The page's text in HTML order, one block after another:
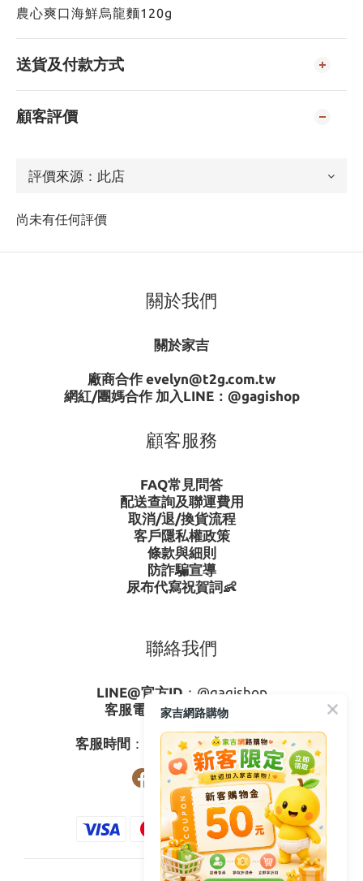
農心爽口海鮮烏龍麵120g
送貨及付款方式
顧客評價
尚未有任何評價
關於我們
關於家吉
廠商合作 evelyn@t2g.com.tw
網紅/團媽合作 加入LINE： @gagishop
顧客服務
FAQ常見問答
配送查詢及聯運費用
取消/退/換貨流程
客戶隱私權政策
條款與細則
防詐騙宣導
尿布代寫祝賀詞👶
聯絡我們
LINE@官方ID ： @gagishop
客服電話 ：0800-273795
客服時間 ：週一至週五08:30-17:30
家吉網路購物